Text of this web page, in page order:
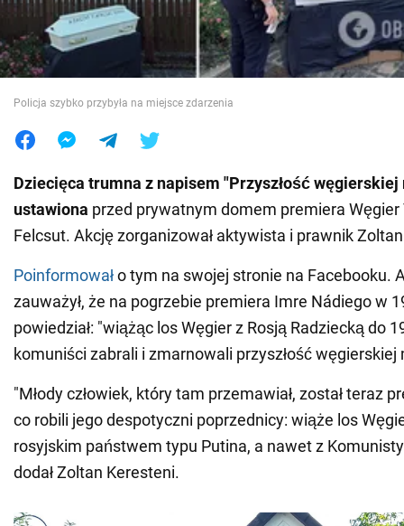
Świat
Jedzenie
Policja szybko przybyła na miejsce zdarzenia
Dziecięca trumna z napisem "Przyszłość węgierskiej
ustawiona przed prywatnym domem premiera Węgier
Felcsut. Akcję zorganizował aktywista i prawnik
Poinformowało tym na swojej stronie na Facebooku.
zauważył, że na pogrzebie premiera Imre Nádiego w
powiedział: "wiążąc los Węgier z Rosją Radziecką do
komuniści zabrali i zmarnowali przyszłość węgierskiej
"Młody człowiek, który tam przemawiał, został teraz
co robili jego despotyczni poprzednicy: wiąże los
rosyjskim państwem typu Putina, a nawet z
dodał Zoltan Keresteni.